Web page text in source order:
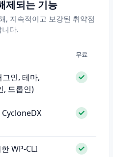
제되는 기능
, 지속적이고 보강된 취약점
다.
무료
인, 테마,
, 드롭인)
WP-CLI